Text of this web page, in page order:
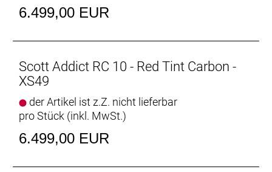
Bremsscheibe hinten: SRAM CenterLine XR rotor
160mm
Bereifung vorne: Schwalbe ONE Race-Guard Fold,
700x28C
700x28C
Steuersatz: Syncros Addict RC Integrated
Lenker: Syncros Creston 1.0 Compact, Carbon
Vorbau: Syncros RR 1.5, 1 1/4´´
6.499,00 EUR
Scott Addict RC 10 - Red Tint Carbon -
XS49
der Artikel ist z.Z. nicht lieferbar
pro Stück (inkl. MwSt.)
6.499,00 EUR